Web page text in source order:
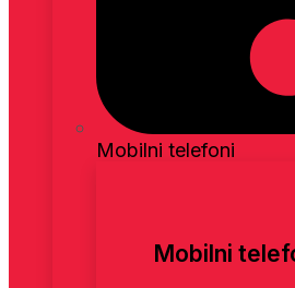
Mobilni telefoni
Mobilni